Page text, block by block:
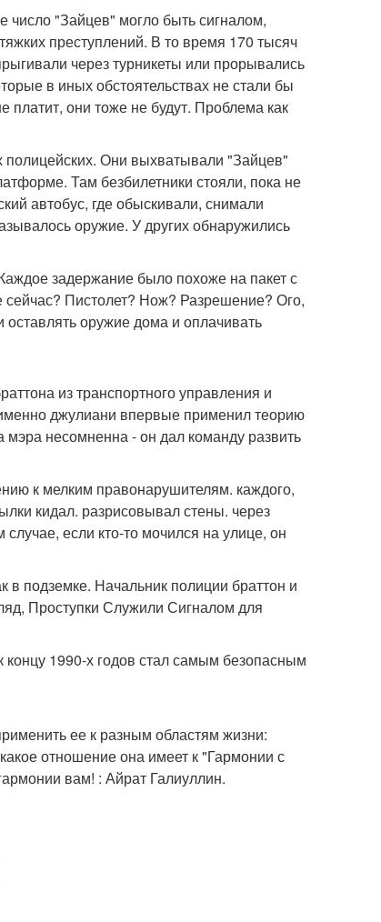
"Зайцев" могло быть сигналом,
преступлений. В то время 170 тысяч
через турникеты или прорывались
в иных обстоятельствах не стали бы
платит, они тоже не будут. Проблема как
полицейских. Они выхватывали "Зайцев"
Там безбилетники стояли, пока не
автобус, где обыскивали, снимали
оружие. У других обнаружились
задержание было похоже на пакет с
сейчас? Пистолет? Нож? Разрешение? Ого,
оружие дома и оплачивать
из транспортного управления и
джулиани впервые применил теорию
мэра несомненна - он дал команду развить
к мелким правонарушителям. каждого,
кидал. разрисовывал стены. через
если кто-то мочился на улице, он
в подземке. Начальник полиции браттон и
Проступки Служили Сигналом для
1990-х годов стал самым безопасным
ее к разным областям жизни:
отношение она имеет к "Гармонии с
вам! : Айрат Галиуллин.